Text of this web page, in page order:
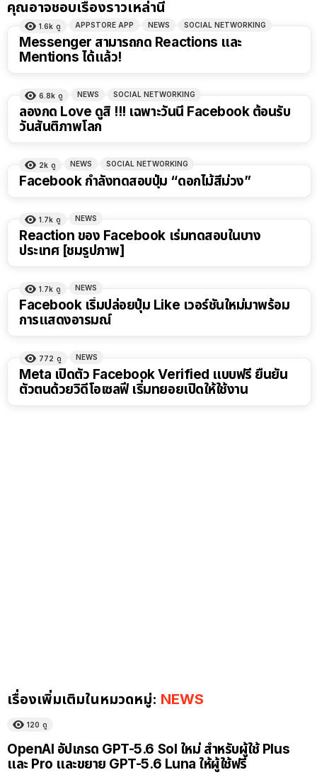
คุณอาจชอบเรื่องราวเหล่านี้
1.6k ดู APPSTORE APP NEWS SOCIAL NETWORKING
Messenger สามารถกด Reactions และ
Mentions ได้แล้ว!
6.8k ดู NEWS SOCIAL NETWORKING
ลองกด Love ดูสิ !!! เฉพาะวันนี้ Facebook ต้อนรับ
วันสันติภาพโลก
2k ดู NEWS SOCIAL NETWORKING
Facebook กำลังทดสอบปุ่ม “ดอกไม้สีม่วง”
1.7k ดู NEWS
Reaction ของ Facebook เร่ิมทดสอบในบาง
ประเทศ [ชมรูปภาพ]
1.7k ดู NEWS
Facebook เริ่มปล่อยปุ่ม Like เวอร์ชันใหม่มาพร้อม
การแสดงอารมณ์
772 ดู NEWS
Meta เปิดตัว Facebook Verified แบบฟรี ยืนยัน
ตัวตนด้วยวิดีโอเซลฟี เริ่มทยอยเปิดให้ใช้งาน
เรื่องเพิ่มเติมในหมวดหมู่: NEWS
120 ดู
OpenAI อัปเกรด GPT-5.6 Sol ใหม่ สำหรับผู้ใช้ Plus
และ Pro และขยาย GPT-5.6 Luna ให้ผู้ใช้ฟรี